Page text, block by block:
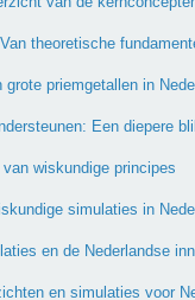
theoretische
priemgetallen in
Een diepere
wiskundige principes
simulaties in
en de Nederlandse
en simulaties voor